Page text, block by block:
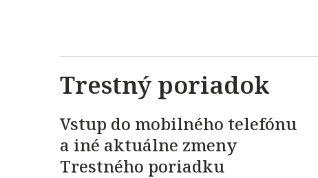
Trestný poriadok
Vstup do mobilného telefónu
a iné aktuálne zmeny
Trestného poriadku